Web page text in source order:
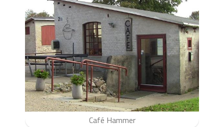
Café Hammer